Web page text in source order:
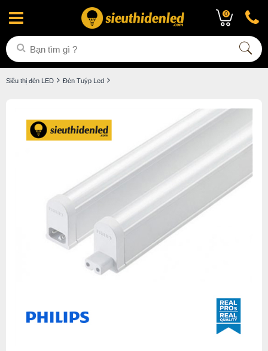
0
Siêu thị đèn LED Đèn Tuýp Led